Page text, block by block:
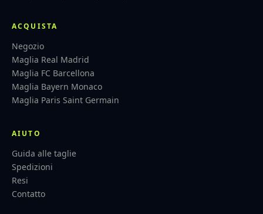
ACQUISTA
Negozio
Maglia Real Madrid
Maglia FC Barcellona
Maglia Bayern Monaco
Maglia Paris Saint Germain
AIUTO
Guida alle taglie
Spedizioni
Resi
Contatto